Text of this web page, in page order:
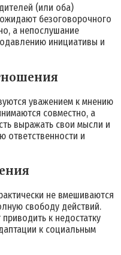
(или оба)
безоговорочного
а непослушание
инициативы и
уважением к мнению
совместно, а
выражать свои мысли и
ответственности и
не вмешиваются
свободу действий.
к недостатку
к социальным